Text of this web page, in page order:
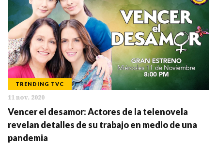
TRENDING TVC
11 nov. 2020
Vencer el desamor: Actores de la telenovela
revelan detalles de su trabajo en medio de una
pandemia